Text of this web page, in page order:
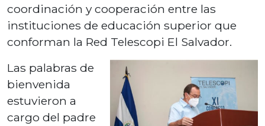
coordinación y cooperación entre las
instituciones de educación superior que
conforman la Red Telescopi El Salvador.
Las palabras de
bienvenida
estuvieron a
cargo del padre